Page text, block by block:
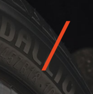
企业文化
社会责任